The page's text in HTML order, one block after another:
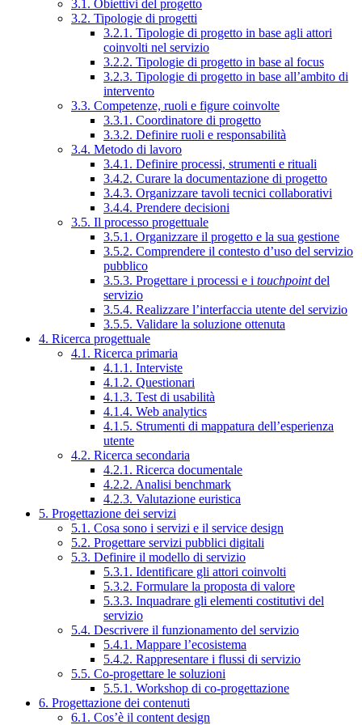
3.1. Obiettivi del progetto
3.2. Tipologie di progetti
3.2.1. Tipologie di progetto in base agli attori
coinvolti nel servizio
3.2.2. Tipologie di progetto in base al focus
3.2.3. Tipologie di progetto in base all’ambito di
intervento
3.3. Competenze, ruoli e figure coinvolte
3.3.1. Coordinatore di progetto
3.3.2. Definire ruoli e responsabilità
3.4. Metodo di lavoro
3.4.1. Definire processi, strumenti e rituali
3.4.2. Curare la documentazione di progetto
3.4.3. Organizzare tavoli tecnici collaborativi
3.4.4. Prendere decisioni
3.5. Il processo progettuale
3.5.1. Organizzare il progetto e la sua gestione
3.5.2. Comprendere il contesto d’uso del servizio
pubblico
3.5.3. Progettare i processi e i touchpointdel
servizio
3.5.4. Realizzare l’interfaccia utente del servizio
3.5.5. Validare la soluzione ottenuta
4. Ricerca progettuale
4.1. Ricerca primaria
4.1.1. Interviste
4.1.2. Questionari
4.1.3. Test di usabilità
4.1.4. Web analytics
4.1.5. Strumenti di mappatura dell’esperienza
utente
4.2. Ricerca secondaria
4.2.1. Ricerca documentale
4.2.2. Analisi benchmark
4.2.3. Valutazione euristica
5. Progettazione dei servizi
5.1. Cosa sono i servizi e il service design
5.2. Progettare servizi pubblici digitali
5.3. Definire il modello di servizio
5.3.1. Identificare gli attori coinvolti
5.3.2. Formulare la proposta di valore
5.3.3. Inquadrare gli elementi costitutivi del
servizio
5.4. Descrivere il funzionamento del servizio
5.4.1. Mappare l’ecosistema
5.4.2. Rappresentare i flussi di servizio
5.5. Co-progettare le soluzioni
5.5.1. Workshop di co-progettazione
6. Progettazione dei contenuti
6.1. Cos’è il content design